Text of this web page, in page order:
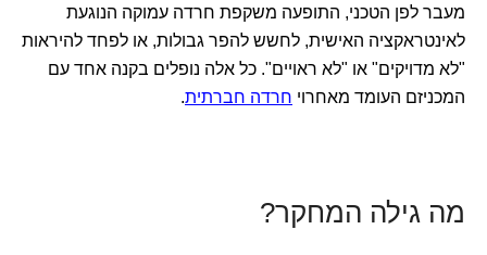
מעבר לפן הטכני, התופעה משקפת חרדה עמוקה הנוגעת
לאינטראקציה האישית, לחשש להפר גבולות, או לפחד להיראות
"לא מדויקים" או "לא ראויים". כל אלה נופלים בקנה אחד עם
המכניזם העומד מאחרוי חרדה חברתית.
מה גילה המחקר?